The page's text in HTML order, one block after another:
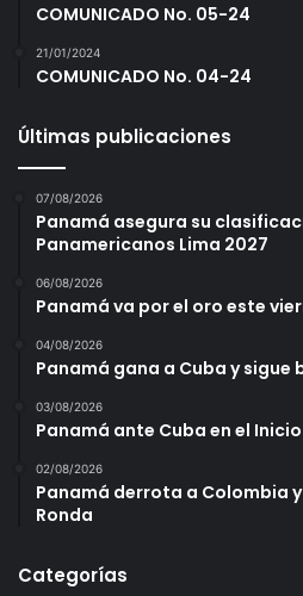
COMUNICADO No. 05-24
21/01/2024
COMUNICADO No. 04-24
Últimas publicaciones
07/08/2026
Panamá asegura su
Panamericanos Lima 2027
06/08/2026
Panamá va por el oro este
04/08/2026
Panamá gana a Cuba y sigue
03/08/2026
Panamá ante Cuba en el
02/08/2026
Panamá derrota a Colombia
Ronda
Categorías